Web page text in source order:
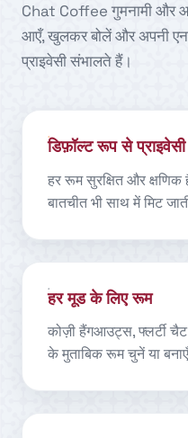
Chat Coffee गुमनामी और
आएँ, खुलकर बोलें और अपनी
प्राइवेसी संभालते हैं।
डिफ़ॉल्ट रूप से प्राइवेसी
हर रूम सुरक्षित और
बातचीत भी साथ में मिट
हर मूड के लिए रूम
कोज़ी हैंगआउट्स, फ्लर्टी चैट
के मुताबिक रूम चुनें या